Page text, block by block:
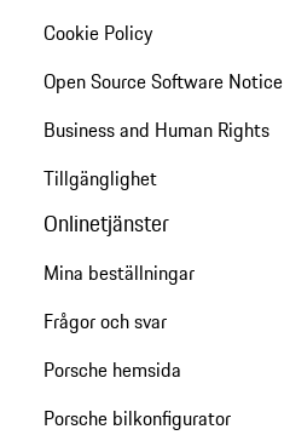
Cookie Policy
Open Source Software Notice
Business and Human Rights
Tillgänglighet
Onlinetjänster
Mina beställningar
Frågor och svar
Porsche hemsida
Porsche bilkonfigurator